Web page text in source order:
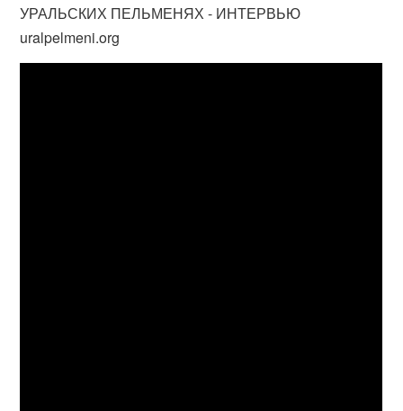
УРАЛЬСКИХ ПЕЛЬМЕНЯХ - ИНТЕРВЬЮ
uralpelmeni.org